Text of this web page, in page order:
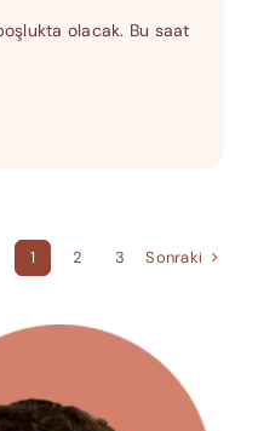
olacak. Bu saat
1 2 3 Sonraki